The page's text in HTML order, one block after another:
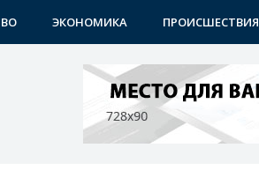
ЭКОНОМИКА ПРОИСШЕСТВИЯ